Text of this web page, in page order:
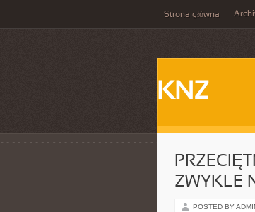
Strona główna
KNZ
ZWYKLE
POSTED BY